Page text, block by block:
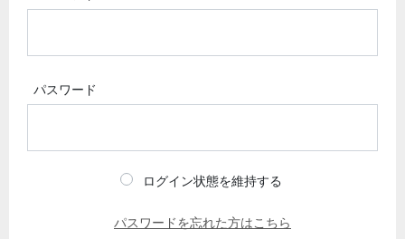
パスワード
ログイン状態を維持する
パスワードを忘れた方はこちら